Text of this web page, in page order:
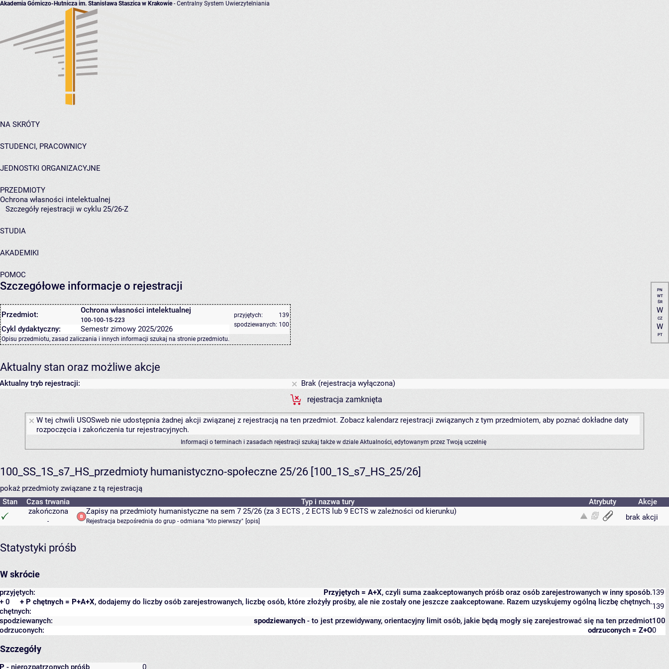
Akademia Górniczo-Hutnicza im. Stanisława Staszica w Krakowie- Centralny System Uwierzytelniania
NA SKRÓTY
STUDENCI, PRACOWNICY
JEDNOSTKI ORGANIZACYJNE
PRZEDMIOTY
Ochrona własności intelektualnej
Szczegóły rejestracji w cyklu 25/26-Z
STUDIA
AKADEMIKI
POMOC
Szczegółowe informacje o rejestracji
Przedmiot: Ochrona własności intelektualnej
100-100-1S-223
przyjętych:
139
spodziewanych: 100
Cykl dydaktyczny: Semestr zimowy 2025/2026
Opisu przedmiotu, zasad zaliczania i innych informacji szukaj na stronie przedmiotu.
PN
WT
ŚR
W
CZ
W
PT
Aktualny stan oraz możliwe akcje
Aktualny tryb rejestracji:
Brak (rejestracja wyłączona)
rejestracja zamknięta
W tej chwili USOSweb nie udostępnia żadnej akcji związanej z rejestracją na ten przedmiot. Zobacz kalendarz rejestracji związanych z tym przedmiotem, aby poznać dokładne daty
rozpoczęcia i zakończenia tur rejestracyjnych.
Informacji o terminach i zasadach rejestracji szukaj także w dziale Aktualności, edytowanym przez Twoją uczelnię
100_SS_1S_s7_HS_przedmioty humanistyczno-społeczne 25/26 [100_1S_s7_HS_25/26]
pokaż przedmioty związane z tą rejestracją
Stan
Czas trwania Typ i nazwa tury Atrybuty
Akcje
zakończona
-
Zapisy na przedmioty humanistyczne na sem 7 25/26 (za 3 ECTS , 2 ECTS lub 9 ECTS w zależności od kierunku)
Rejestracja bezpośrednia do grup - odmiana "kto pierwszy" opis brak akcji
Statystyki próśb
W skrócie
Przyjętych = A+X, czyli suma zaakceptowanych próśb oraz osób zarejestrowanych w inny sposób.
przyjętych:
139
+ P chętnych = P+A+X, dodajemy do liczby osób zarejestrowanych, liczbę osób, które złożyły prośby, ale nie zostały one jeszcze zaakceptowane. Razem uzyskujemy ogólną liczbę chętnych.
+ 0
chętnych:
139
spodziewanych - to jest przewidywany, orientacyjny limit osób, jakie będą mogły się zarejestrować się na ten przedmiot
spodziewanych:
100
odrzuconych = Z+O
odrzuconych: 0
Szczegóły
P - nierozpatrzonych próśb 0